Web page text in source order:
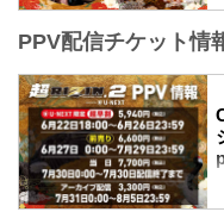
PPV配信チケット情